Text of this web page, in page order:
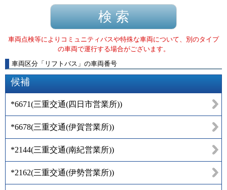
車両点検等によりコミュニティバスや特殊な車両について、別のタイプ
の車両で運行する場合がございます。
車両区分 「 リフトバス 」 の車両番号
候補
*6671(三重交通(四日市営業所))
*6678(三重交通(伊賀営業所))
*2144(三重交通(南紀営業所))
*2162(三重交通(伊勢営業所))